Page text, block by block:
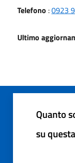
Telefono :0923
Ultimo
Quanto
su